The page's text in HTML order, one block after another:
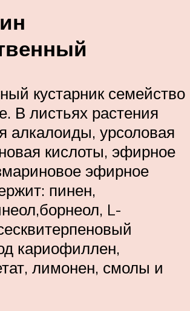
кустарник семейство
В листьях растения
алкалоиды, урсоловая
кислоты, эфирное
эфирное
пинен,
L-
кариофиллен,
лимонен, смолы и